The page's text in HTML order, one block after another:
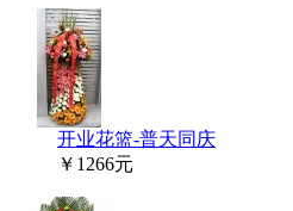
开业花篮-普天同庆
￥1266元